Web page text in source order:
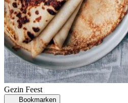
Gezin Feest
Bookmarken